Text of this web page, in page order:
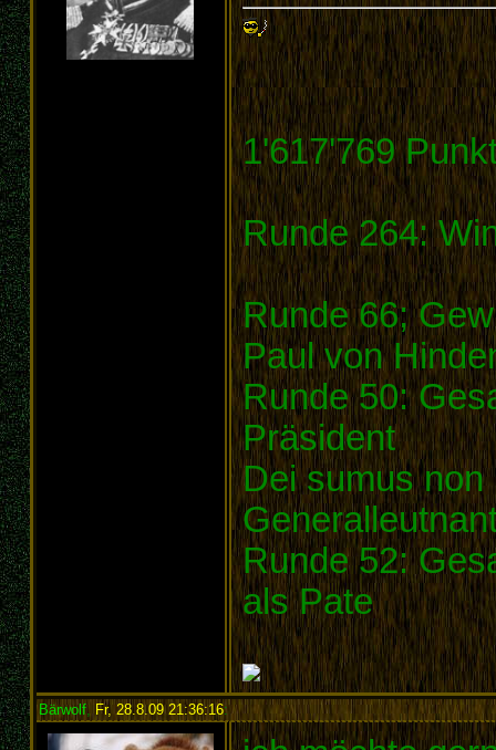
1'617'769
Runde 264:
Runde 66;
Paul von
Runde 50:
Präsident
Dei sumus non
Runde 52:
als Pate
Bärwolf, Fr, 28.8.09 21:36:16: